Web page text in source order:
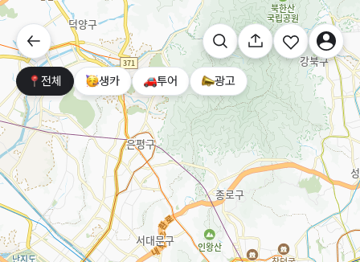
전체 생카 투어 광고